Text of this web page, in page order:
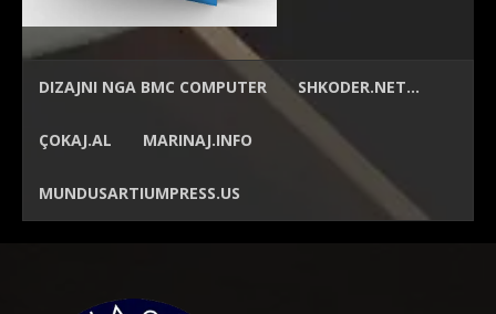
DIZAJNI NGA BMC COMPUTER SHKODER.NET…
ÇOKAJ.AL MARINAJ.INFO
MUNDUSARTIUMPRESS.US